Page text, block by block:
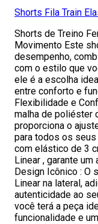
Shorts Fila Train
Shorts de Treino
Movimento Este
desempenho,
com o estilo que
ele é a escolha
entre conforto e
Flexibilidade e
malha de poliéster
proporciona o
para todos os seus
com elástico de 3
Linear , garante
Design Icônico : O
Linear na lateral,
autenticidade ao
você terá a peça
funcionalidade e